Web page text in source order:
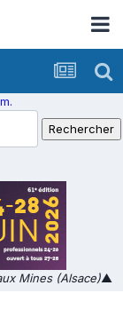
Mines (Alsace)▲